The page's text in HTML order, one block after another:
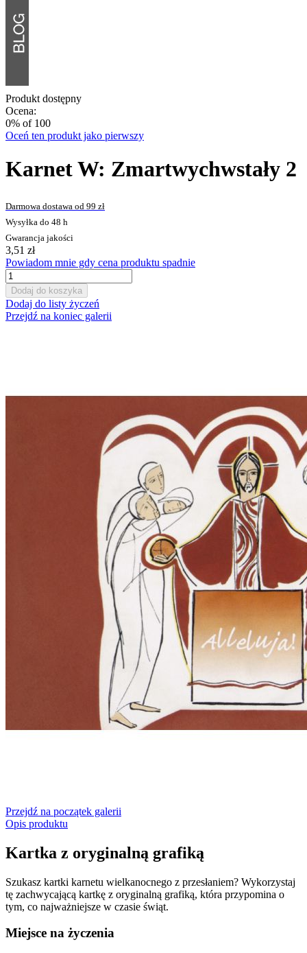
Produkt dostępny
Ocena:
0% of 100
Oceń ten produkt jako pierwszy
Karnet W: Zmartwychwstały 2
Darmowa dostawa od 99 zł
Wysyłka do 48 h
Gwarancja jakości
3,51 zł
Powiadom mnie gdy cena produktu spadnie
Dodaj do koszyka
Dodaj do listy życzeń
Przejdź na koniec galerii
Przejdź na początek galerii
Opis produktu
Kartka z oryginalną grafiką
Szukasz kartki karnetu wielkanocnego z przesłaniem? Wykorzystaj
tę zachwycającą kartkę z oryginalną grafiką, która przypomina o
tym, co najważniejsze w czasie świąt.
Miejsce na życzenia